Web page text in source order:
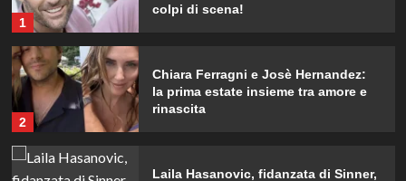
1
colpi di scena!
2
Chiara Ferragni e Josè Hernandez:
la prima estate insieme tra amore e
rinascita
Laila Hasanovic, fidanzata di Sinner,